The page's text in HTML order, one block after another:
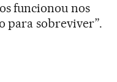
funcionou nos
para sobreviver”.